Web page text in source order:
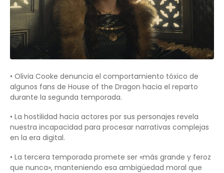
• Olivia Cooke denuncia el comportamiento tóxico de
algunos fans de House of the Dragon hacia el reparto
durante la segunda temporada.
• La hostilidad hacia actores por sus personajes revela
nuestra incapacidad para procesar narrativas complejas
en la era digital.
• La tercera temporada promete ser «más grande y feroz
que nunca», manteniendo esa ambigüedad moral que